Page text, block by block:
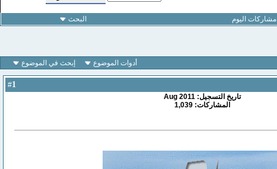
مشاركات اليوم البحث
أدوات الموضوع إبحث في الموضوع
1
تاريخ التسجيل: Aug 2011
المشاركات: 1,039